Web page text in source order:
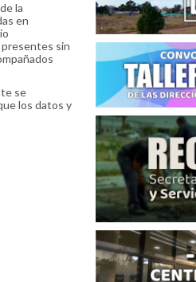
la
en
presentes sin
se
los datos y